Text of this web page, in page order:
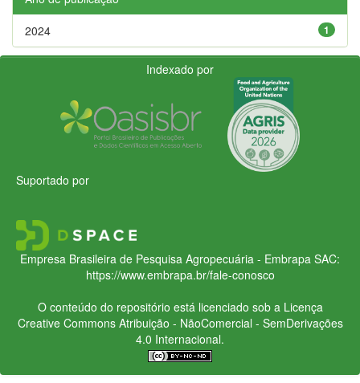
1
2024
Indexado por
Suportado por
Empresa Brasileira de Pesquisa Agropecuária - Embrapa SAC:
https://www.embrapa.br/fale-conosco
O conteúdo do repositório está licenciado sob a Licença
Creative CommonsAtribuição - NãoComercial - SemDerivações
4.0 Internacional.